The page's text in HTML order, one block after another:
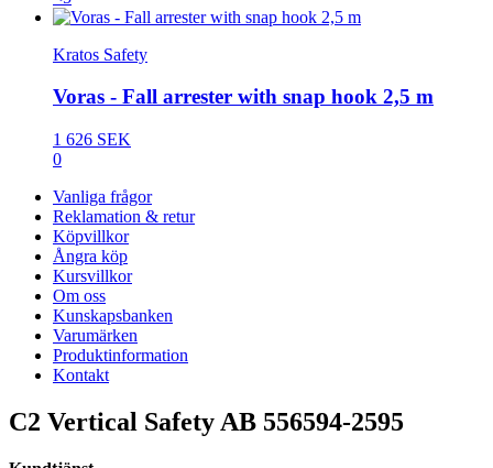
Kratos Safety
Voras - Fall arrester with snap hook 2,5 m
1 626 SEK
0
Vanliga frågor
Reklamation & retur
Köpvillkor
Ångra köp
Kursvillkor
Om oss
Kunskapsbanken
Varumärken
Produktinformation
Kontakt
C2 Vertical Safety AB 556594-2595